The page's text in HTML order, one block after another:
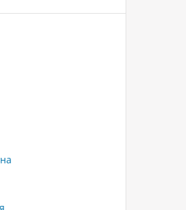
с сетками от
и комфорт
на берегу
в Египте, является